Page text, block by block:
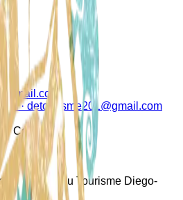
· detourisme201@gmail.com
Colbert
Régional du Tourisme Diego-